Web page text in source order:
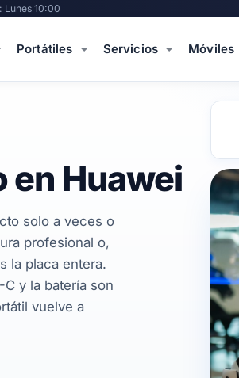
Lunes 10:00
Portátiles Servicios Móviles
en Huawei
solo a veces o
profesional o,
la placa entera.
y la batería son
vuelve a